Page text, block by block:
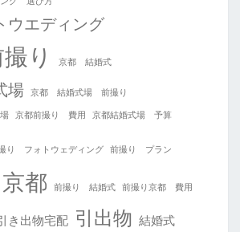
エディング
り 京都 結婚式
場 京都 結婚式場 前撮り
京都前撮り 費用 京都結婚式場 予算
り フォトウェディング 前撮り プラン
都 前撮り 結婚式 前撮り京都 費用
き出物宅配 引出物 結婚式